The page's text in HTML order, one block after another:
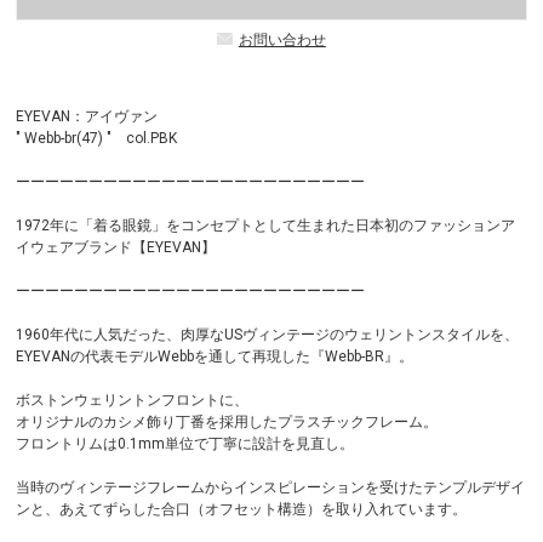
お問い合わせ
EYEVAN：アイヴァン
" Webb-br(47) " col.PBK
ーーーーーーーーーーーーーーーーーーーーーーーー
1972年に「着る眼鏡」をコンセプトとして生まれた日本初のファッションア
イウェアブランド【EYEVAN】
ーーーーーーーーーーーーーーーーーーーーーーーー
1960年代に人気だった、肉厚なUSヴィンテージのウェリントンスタイルを、
EYEVANの代表モデルWebbを通して再現した『Webb-BR』。
ボストンウェリントンフロントに、
オリジナルのカシメ飾り丁番を採用したプラスチックフレーム。
フロントリムは0.1mm単位で丁寧に設計を見直し。
当時のヴィンテージフレームからインスピレーションを受けたテンプルデザイ
ンと、あえてずらした合口（オフセット構造）を取り入れています。